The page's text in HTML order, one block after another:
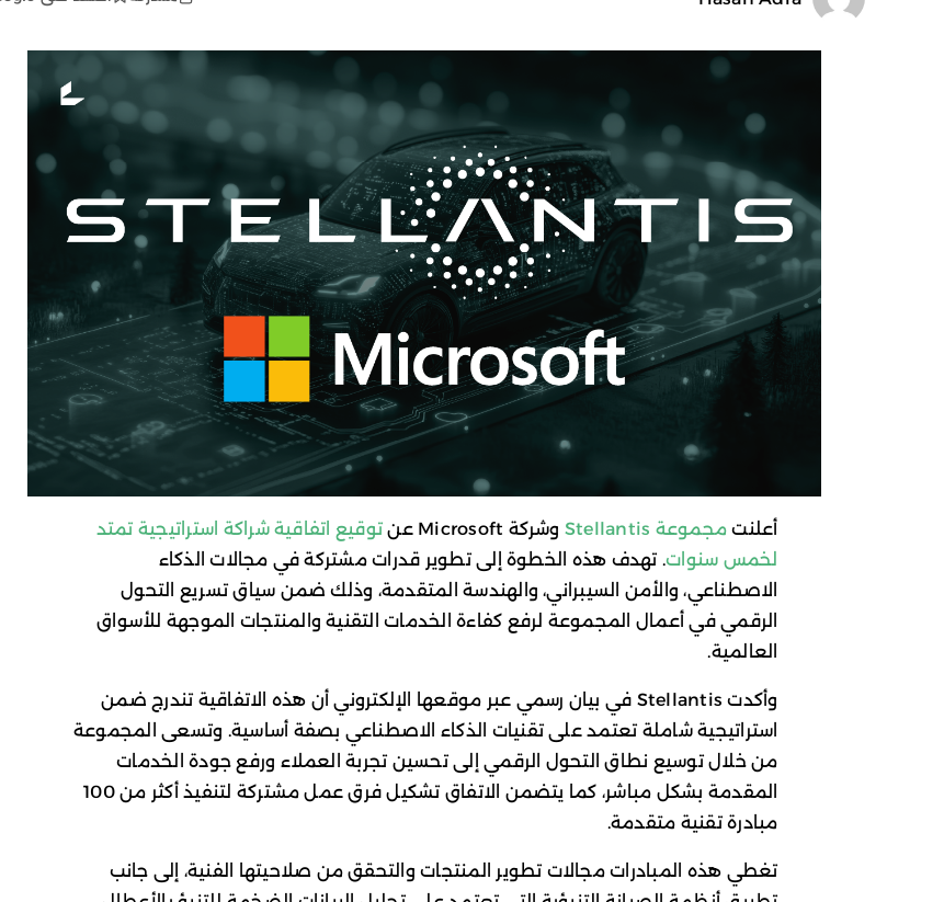
أعلنتمجموعة Stellantis وشركة Microsoft عن
توقيع اتفاقية شراكة استراتيجية تمتد
لخمس سنوات. تهدف هذه الخطوة إلى تطوير قدرات مشتركة في مجالات الذكاء
الاصطناعي، والأمن السيبراني، والهندسة المتقدمة، وذلك ضمن سياق تسريع التحول
الرقمي في أعمال المجموعة لرفع كفاءة الخدمات التقنية والمنتجات الموجهة للأسواق
العالمية.
وأكدت Stellantis في بيان رسمي عبر موقعها الإلكتروني أن هذه الاتفاقية تندرج ضمن
استراتيجية شاملة تعتمد على تقنيات الذكاء الاصطناعي بصفة أساسية. وتسعى المجموعة
من خلال توسيع نطاق التحول الرقمي إلى تحسين تجربة العملاء ورفع جودة الخدمات
المقدمة بشكل مباشر، كما يتضمن الاتفاق تشكيل فرق عمل مشتركة لتنفيذ أكثر من 100
مبادرة تقنية متقدمة.
تغطي هذه المبادرات مجالات تطوير المنتجات والتحقق من صلاحيتها الفنية، إلى جانب